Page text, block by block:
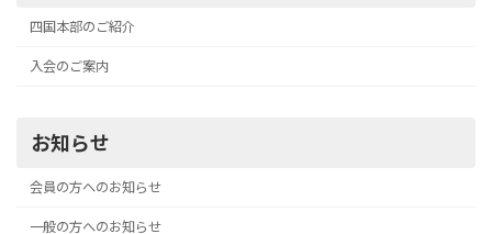
四国本部のご紹介
入会のご案内
お知らせ
会員の方へのお知らせ
一般の方へのお知らせ